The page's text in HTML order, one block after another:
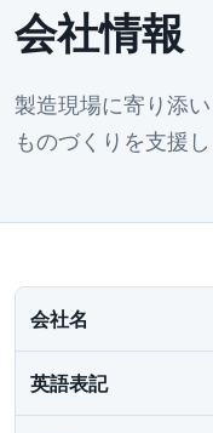
会社情報
製造現場に寄り添
ものづくりを支援し
会社名
英語表記